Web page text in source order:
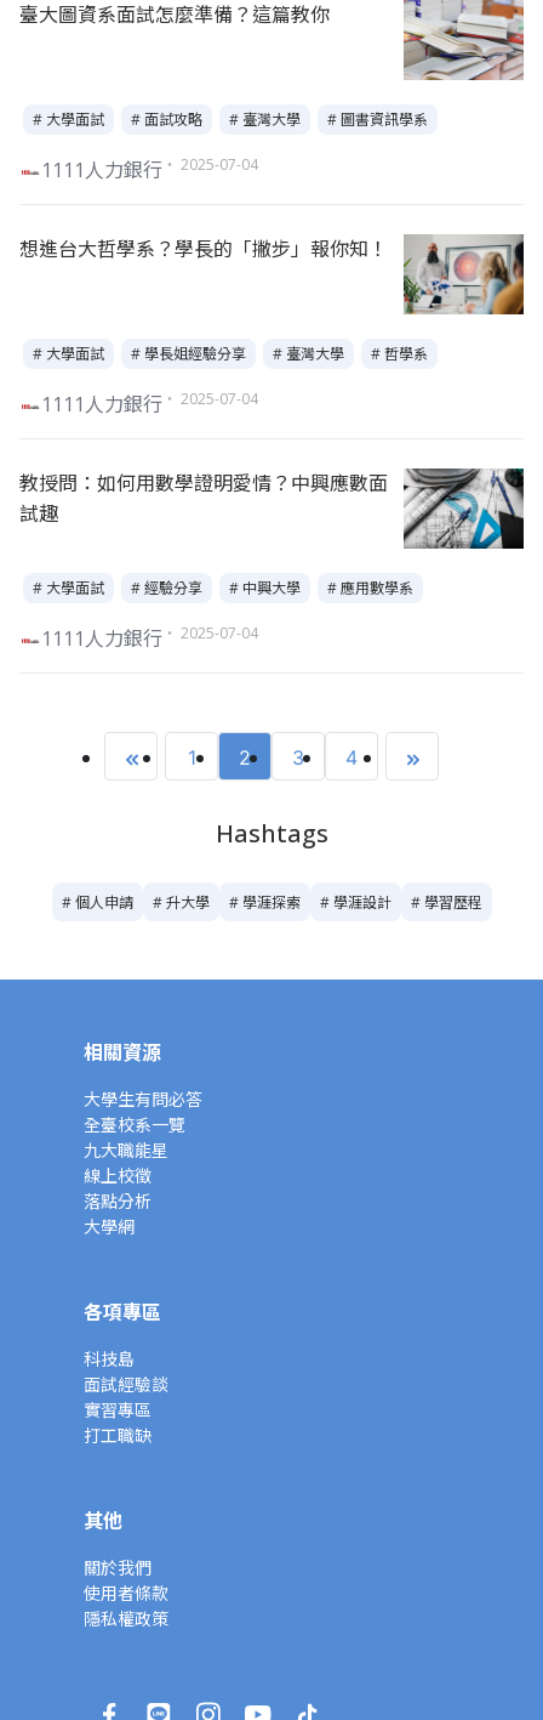
臺大圖資系面試怎麼準備？這篇教你
# 大學面試 # 面試攻略 # 臺灣大學 # 圖書資訊學系
1111人力銀行 ・ 2025-07-04
想進台大哲學系？學長的「撇步」報你知！
# 大學面試 # 學長姐經驗分享 # 臺灣大學 # 哲學系
1111人力銀行 ・ 2025-07-04
教授問：如何用數學證明愛情？中興應數面
試趣
# 大學面試 # 經驗分享 # 中興大學 # 應用數學系
1111人力銀行 ・ 2025-07-04
1 2 3 4
Hashtags
# 個人申請 # 升大學 # 學涯探索 # 學涯設計 # 學習歷程
相關資源
大學生有問必答
全臺校系一覽
九大職能星
線上校徵
落點分析
大學網
各項專區
科技島
面試經驗談
實習專區
打工職缺
其他
關於我們
使用者條款
隱私權政策